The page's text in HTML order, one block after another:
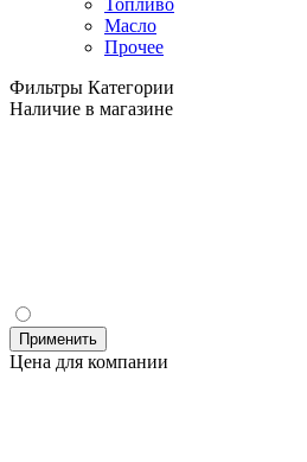
Масло
Прочее
Фильтры Категории
Наличие в магазине
Применить
Цена для компании